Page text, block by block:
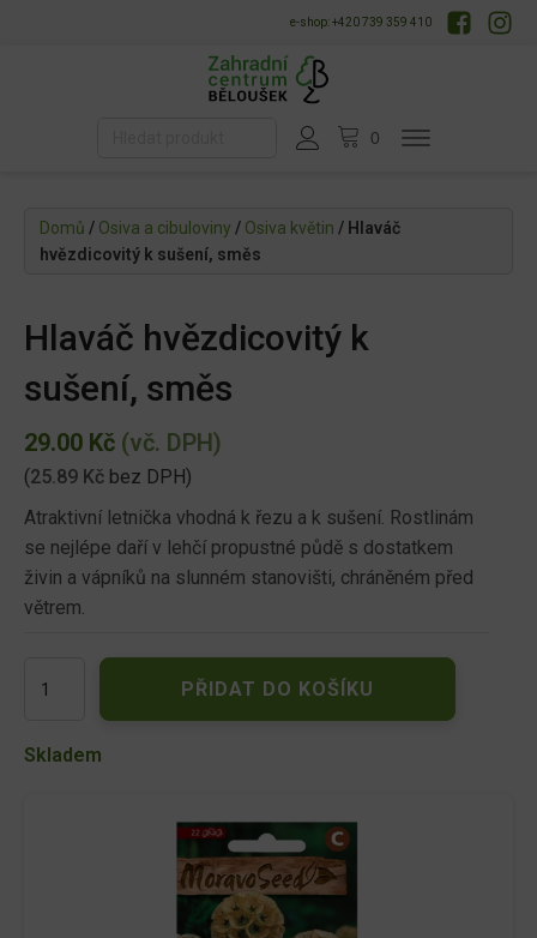
e-shop: +420 739 359 410
Domů / Osiva a cibuloviny / Osiva květin / Hlaváč
hvězdicovitý k sušení, směs
Hlaváč hvězdicovitý k
sušení, směs
29.00 Kč (vč. DPH)
(25.89 Kč bez DPH)
Atraktivní letnička vhodná k řezu a k sušení. Rostlinám
se nejlépe daří v lehčí propustné půdě s dostatkem
živin a vápníků na slunném stanovišti, chráněném před
větrem.
hvězdicovitý
sušení,
PŘIDAT DO KOŠÍKU
Skladem